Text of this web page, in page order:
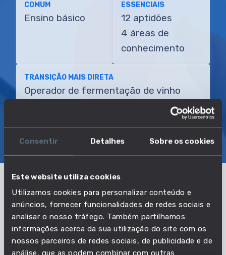
Consentir Detalhes Sobre os cookies
Este website utiliza cookies
Utilizamos cookies para personalizar conteúdo e
anúncios, fornecer funcionalidades de redes sociais e
analisar o nosso tráfego. Também partilhamos
informações acerca da sua utilização do site com os
nossos parceiros de redes sociais, de publicidade e de
análise, que as podem combinar com outras
COMUM
Ensino básico
ESSENCIAIS
12 aptidões
4 áreas de
conhecimento
TRANSIÇÃO MAIS DIRETA
Operador de fermentação de vinho
Os dados apresentados correspondem ao
conjunto das profissões: Destilador de bebidas
alcoólicas, Fabricante de vermute, Moleiro de
destilaria, Operador de adega, Operador de
fermentação de vinho, Operador de gaseificação,